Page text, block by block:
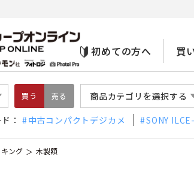
初めての方へ 買
買う 売る 商品カテゴリを選択する
： 中古コンパクトデジカメ SONY
キング 木製額